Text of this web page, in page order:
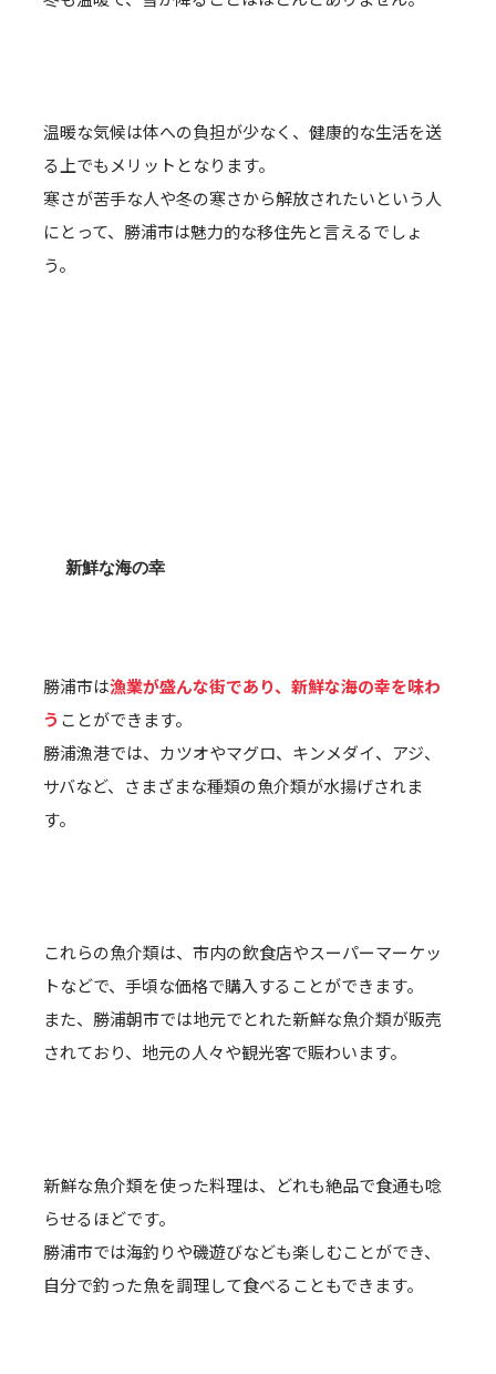
温暖な気候は体への負担が少なく、健康的な生活を送
る上でもメリットとなります。
寒さが苦手な人や冬の寒さから解放されたいという人
にとって、勝浦市は魅力的な移住先と言えるでしょ
う。
新鮮な海の幸
勝浦市は漁業が盛んな街であり、新鮮な海の幸を味わ
う ことができます。
勝浦漁港では、カツオやマグロ、キンメダイ、アジ、
サバなど、さまざまな種類の魚介類が水揚げされま
す。
これらの魚介類は、市内の飲食店やスーパーマーケッ
トなどで、手頃な価格で購入することができます。
また、勝浦朝市では地元でとれた新鮮な魚介類が販売
されており、地元の人々や観光客で賑わいます。
新鮮な魚介類を使った料理は、どれも絶品で食通も唸
らせるほどです。
勝浦市では海釣りや磯遊びなども楽しむことができ、
自分で釣った魚を調理して食べることもできます。